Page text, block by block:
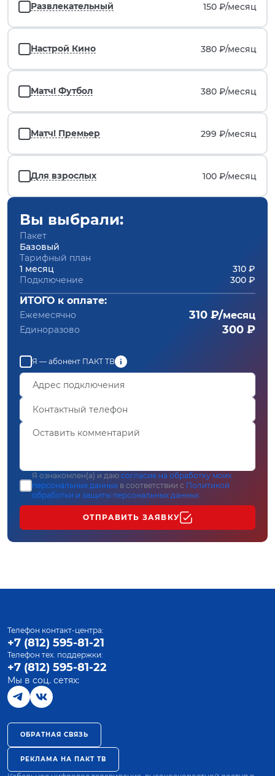
Развлекательный 150 ₽/месяц
Настрой Кино 380 ₽/месяц
Матч! Футбол 380 ₽/месяц
Матч! Премьер 299 ₽/месяц
Для взрослых 100 ₽/месяц
Вы выбрали:
Пакет
Базовый
Тарифный план
1 месяц
310 ₽
Подключение
300 ₽
ИТОГО к оплате:
Ежемесячно 310 ₽/месяц
Единоразово 300 ₽
Я — абонент ПАКТ ТВ
Я ознакомлен(а) и даю согласие на обработку моих
персональных данных в соответствии с Политикой
обработки и защиты персональных данных
ОТПРАВИТЬ ЗАЯВКУ
Телефон контакт-центра:
+7 (812) 595-81-21
Телефон тех. поддержки:
+7 (812) 595-81-22
Мы в соц. сетях:
ОБРАТНАЯ СВЯЗЬ
РЕКЛАМА НА ПАКТ ТВ